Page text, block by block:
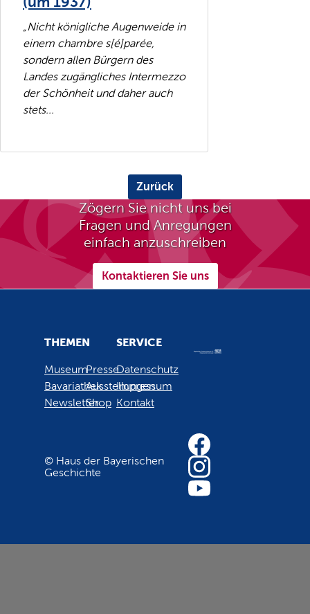
„Nicht königliche Augenweide in
einem chambre s[é]parée,
sondern allen Bürgern des
Landes zugängliches Intermezzo
der Schönheit und daher auch
stets...
Zurück
Zögern Sie nicht uns bei
Fragen und Anregungen
einfach anzuschreiben
Kontaktieren Sie uns
THEMEN
Museum
Bavariathek
Newsletter
Presse
Ausstellungen
Shop
SERVICE
Datenschutz
Impressum
Kontakt
© Haus der Bayerischen
Geschichte